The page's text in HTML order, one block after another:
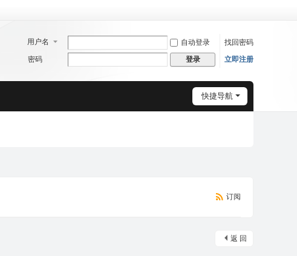
用户名 自动登录
找回密码
密码
登录 立即注册
快捷导航
订阅
返 回